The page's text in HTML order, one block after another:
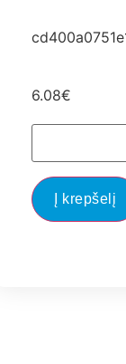
6.08€
Į krepšelį